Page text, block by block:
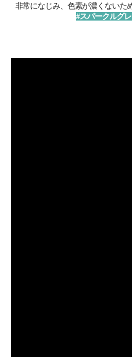
非常になじみ、色素が濃くないた
#スパークルグ